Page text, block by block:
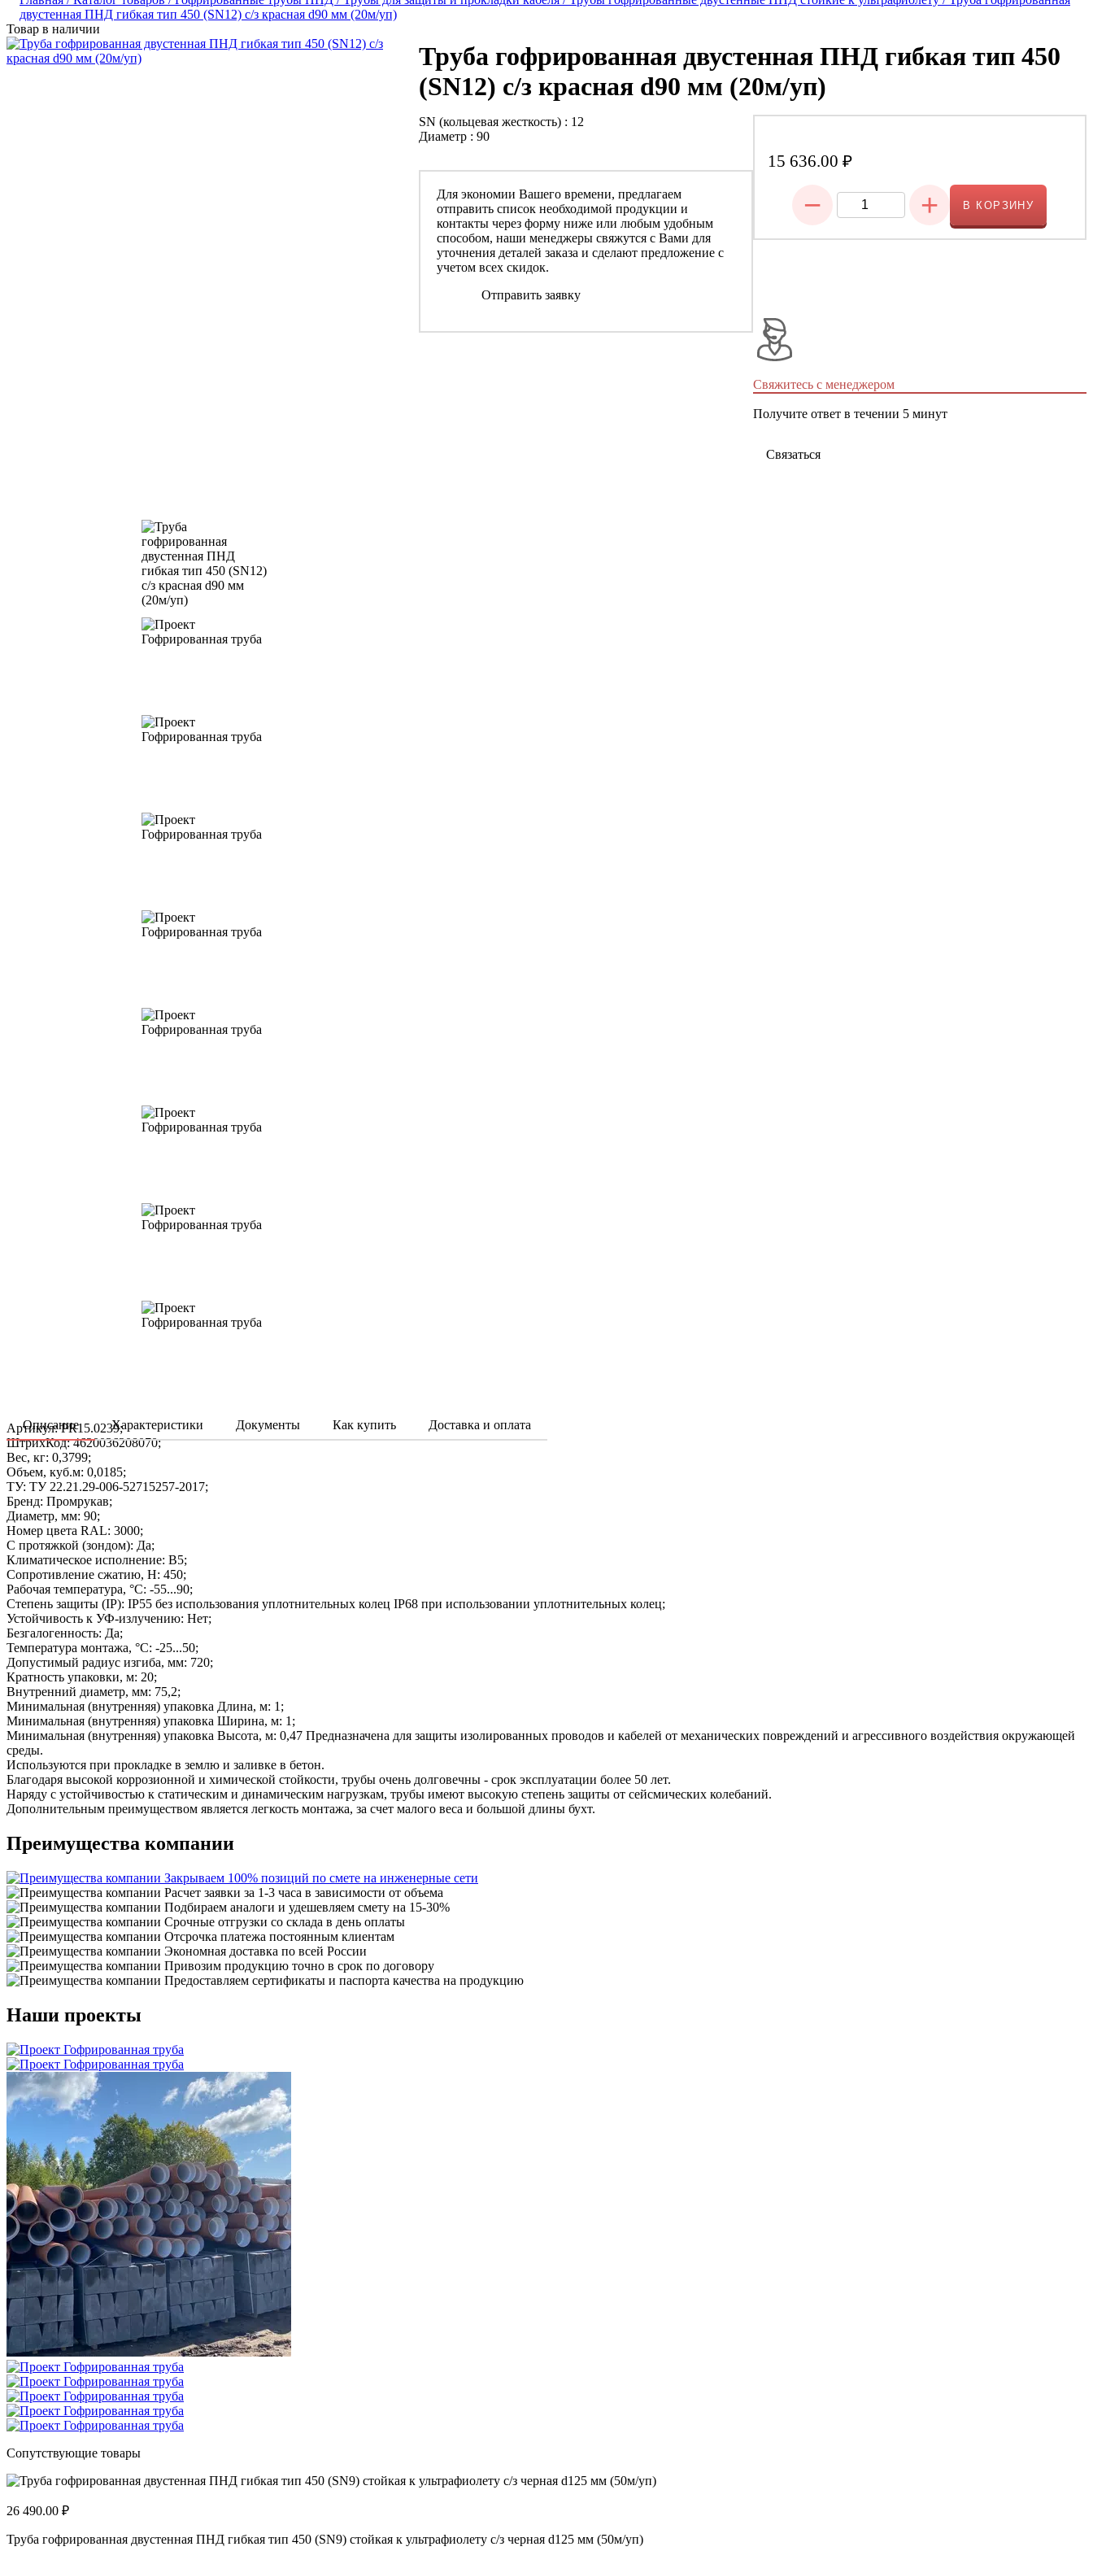
двустенная ПНД гибкая тип 450 (SN12) с/з красная d90 мм (20м/уп)
Товар в наличии
Труба гофрированная двустенная ПНД гибкая тип 450
(SN12) с/з красная d90 мм (20м/уп)
SN (кольцевая жесткость) : 12
Диаметр : 90
Для экономии Вашего времени, предлагаем
отправить список необходимой продукции и
контакты через форму ниже или любым удобным
способом, наши менеджеры свяжутся с Вами для
уточнения деталей заказа и сделают предложение с
учетом всех скидок.
Отправить заявку
15 636.00 ₽
− + В КОРЗИНУ
Свяжитесь с менеджером
Получите ответ в течении 5 минут
Связаться
Описание Характеристики Документы Как купить Доставка и оплата
Артикул: PR15.0239;
ШтрихКод: 4620036208070;
Вес, кг: 0,3799;
Объем, куб.м: 0,0185;
ТУ: ТУ 22.21.29-006-52715257-2017;
Бренд: Промрукав;
Диаметр, мм: 90;
Номер цвета RAL: 3000;
С протяжкой (зондом): Да;
Климатическое исполнение: В5;
Сопротивление сжатию, Н: 450;
Рабочая температура, °C: -55...90;
Степень защиты (IP): IP55 без использования уплотнительных колец IP68 при использовании уплотнительных колец;
Устойчивость к УФ-излучению: Нет;
Безгалогенность: Да;
Температура монтажа, °C: -25...50;
Допустимый радиус изгиба, мм: 720;
Кратность упаковки, м: 20;
Внутренний диаметр, мм: 75,2;
Минимальная (внутренняя) упаковка Длина, м: 1;
Минимальная (внутренняя) упаковка Ширина, м: 1;
Минимальная (внутренняя) упаковка Высота, м: 0,47 Предназначена для защиты изолированных проводов и кабелей от механических повреждений и агрессивного воздействия окружающей
среды.
Используются при прокладке в землю и заливке в бетон.
Благодаря высокой коррозионной и химической стойкости, трубы очень долговечны - срок эксплуатации более 50 лет.
Наряду с устойчивостью к статическим и динамическим нагрузкам, трубы имеют высокую степень защиты от сейсмических колебаний.
Дополнительным преимуществом является легкость монтажа, за счет малого веса и большой длины бухт.
Преимущества компании
Закрываем 100% позиций по смете на инженерные сети
Расчет заявки за 1-3 часа в зависимости от объема
Подбираем аналоги и удешевляем смету на 15-30%
Срочные отгрузки со склада в день оплаты
Отсрочка платежа постоянным клиентам
Экономная доставка по всей России
Привозим продукцию точно в срок по договору
Предоставляем сертификаты и паспорта качества на продукцию
Наши проекты
Сопутствующие товары
26 490.00 ₽
Труба гофрированная двустенная ПНД гибкая тип 450 (SN9) стойкая к ультрафиолету с/з черная d125 мм (50м/уп)